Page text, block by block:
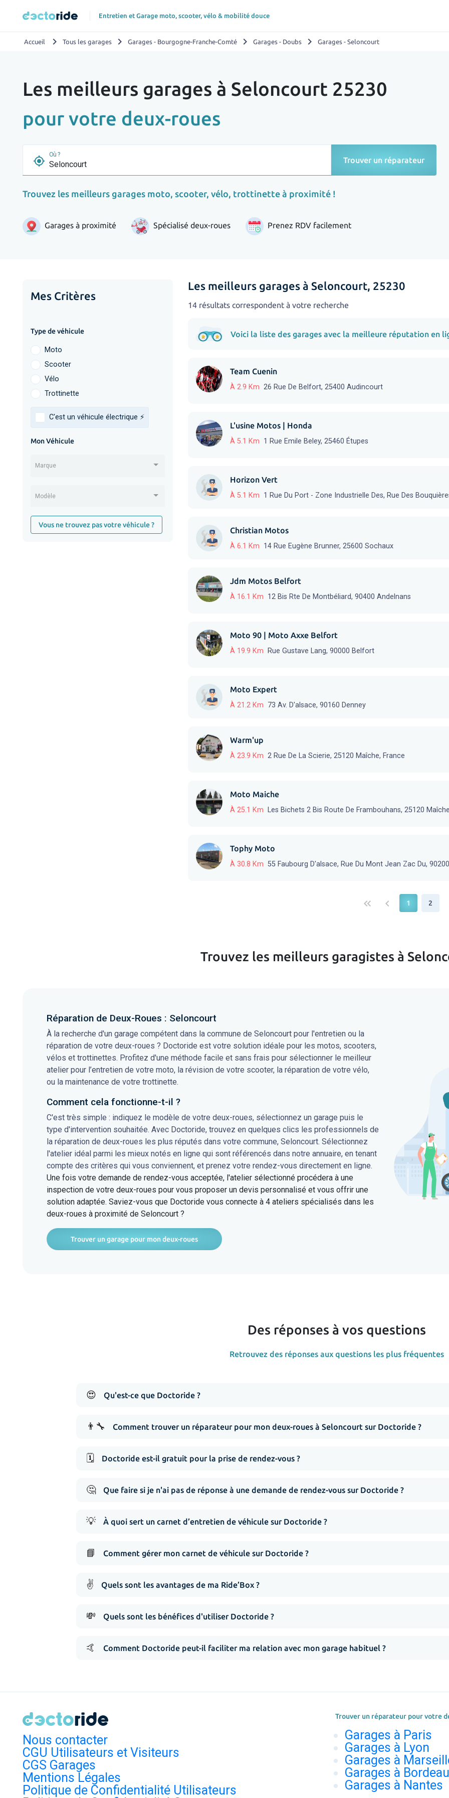
Entretien et Garage moto, scooter, vélo & mobilité douce
Accueil chevron_right Tous les garages chevron_right Garages - Bourgogne-Franche-Comté chevron_right Garages - Doubs chevron_right Garages - Seloncourt
Les meilleurs garages à Seloncourt 25230
pour votre deux-roues
my_location
Où ?
Trouver un réparateur
Trouvez les meilleurs garages moto, scooter, vélo, trottinette à proximité !
Garages à proximité Spécialisé deux-roues Prenez RDV facilement
Mes Critères
Type de véhicule
Moto
Scooter
Vélo
Trottinette
C'est un véhicule électrique ⚡️
Mon Véhicule
Marque
Modèle
Vous ne trouvez pas votre véhicule ?
Les meilleurs garages à Seloncourt, 25230
14 résultats correspondent à votre recherche
Voici la liste des garages avec la meilleure réputation en
Team Cuenin
À 2.9 Km 26 Rue De Belfort, 25400 Audincourt
L'usine Motos | Honda
À 5.1 Km 1 Rue Emile Beley, 25460 Étupes
Horizon Vert
À 5.1 Km 1 Rue Du Port - Zone Industrielle Des, Rue Des
Christian Motos
À 6.1 Km 14 Rue Eugène Brunner, 25600 Sochaux
Jdm Motos Belfort
À 16.1 Km 12 Bis Rte De Montbéliard, 90400 Andelnans
Moto 90 | Moto Axxe Belfort
À 19.9 Km Rue Gustave Lang, 90000 Belfort
Moto Expert
À 21.2 Km 73 Av. D'alsace, 90160 Denney
Warm'up
À 23.9 Km 2 Rue De La Scierie, 25120 Maîche, France
Moto Maiche
À 25.1 Km Les Bichets 2 Bis Route De Frambouhans, 25120 Maîche
Tophy Moto
À 30.8 Km 55 Faubourg D'alsace, Rue Du Mont Jean Zac Du,
keyboard_double_arrow_left keyboard_arrow_left 1 2
Trouvez les meilleurs garagistes à
Réparation de Deux-Roues : Seloncourt
À la recherche d'un garage compétent dans la commune de Seloncourt pour l'entretien ou la
réparation de votre deux-roues ? Doctoride est votre solution idéale pour les motos, scooters,
vélos et trottinettes. Profitez d'une méthode facile et sans frais pour sélectionner le meilleur
atelier pour l’entretien de votre moto, la révision de votre scooter, la réparation de votre vélo,
ou la maintenance de votre trottinette.
Comment cela fonctionne-t-il ?
C'est très simple : indiquez le modèle de votre deux-roues, sélectionnez un garage puis le
type d'intervention souhaitée. Avec Doctoride, trouvez en quelques clics les professionnels de
la réparation de deux-roues les plus réputés dans votre commune, Seloncourt. Sélectionnez
l'atelier idéal parmi les mieux notés en ligne qui sont référencés dans notre annuaire, en tenant
compte des critères qui vous conviennent, et prenez votre rendez-vous directement en ligne.
Une fois votre demande de rendez-vous acceptée, l'atelier sélectionné procédera à une
inspection de votre deux-roues pour vous proposer un devis personnalisé et vous offrir une
solution adaptée. Saviez-vous que Doctoride vous connecte à 4 ateliers spécialisés dans les
deux-roues à proximité de Seloncourt ?
Trouver un garage pour mon deux-roues
Des réponses à vos questions
Retrouvez des réponses aux questions les plus fréquentes
😍 Qu'est-ce que Doctoride ?
👨‍🔧 Comment trouver un réparateur pour mon deux-roues à Seloncourt sur Doctoride ?
🗓️ Doctoride est-il gratuit pour la prise de rendez-vous ?
🤔 Que faire si je n'ai pas de réponse à une demande de rendez-vous sur Doctoride ?
💡 À quoi sert un carnet d’entretien de véhicule sur Doctoride ?
📘 Comment gérer mon carnet de véhicule sur Doctoride ?
✌️ Quels sont les avantages de ma Ride’Box ?
💸 Quels sont les bénéfices d'utiliser Doctoride ?
🤙 Comment Doctoride peut-il faciliter ma relation avec mon garage habituel ?
Nous contacter
CGU Utilisateurs et Visiteurs
CGS Garages
Mentions Légales
Politique de Confidentialité Utilisateurs
Trouver un réparateur pour votre
Garages à Paris
Garages à Lyon
Garages à
Garages à
Garages à Nantes